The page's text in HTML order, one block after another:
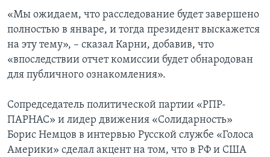
«Мы ожидаем, что расследование будет завершено
полностью в январе, и тогда президент выскажется
на эту тему», – сказал Карни, добавив, что
«впоследствии отчет комиссии будет обнародован
для публичного ознакомления».
Сопредседатель политической партии «РПР-
ПАРНАС» и лидер движения «Солидарность»
Борис Немцов в интервью Русской службе «Голоса
Америки» сделал акцент на том, что в РФ и США